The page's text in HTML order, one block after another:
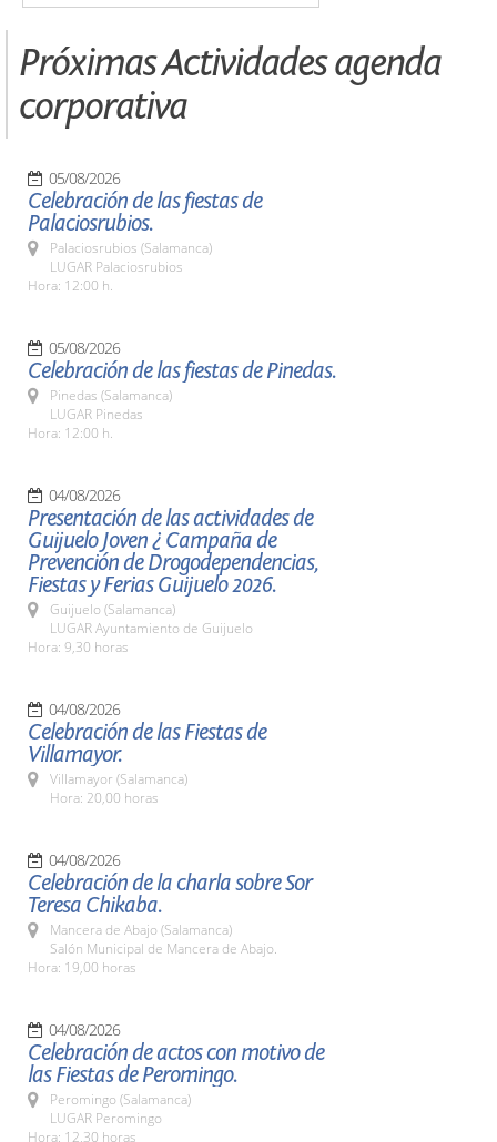
Próximas Actividades agenda
corporativa
05/08/2026
Celebración de las fiestas de
Palaciosrubios.
Palaciosrubios (Salamanca)
LUGAR Palaciosrubios
Hora: 12:00 h.
05/08/2026
Celebración de las fiestas de Pinedas.
Pinedas (Salamanca)
LUGAR Pinedas
Hora: 12:00 h.
04/08/2026
Presentación de las actividades de
Guijuelo Joven ¿ Campaña de
Prevención de Drogodependencias,
Fiestas y Ferias Guijuelo 2026.
Guijuelo (Salamanca)
LUGAR Ayuntamiento de Guijuelo
Hora: 9,30 horas
04/08/2026
Celebración de las Fiestas de
Villamayor.
Villamayor (Salamanca)
Hora: 20,00 horas
04/08/2026
Celebración de la charla sobre Sor
Teresa Chikaba.
Mancera de Abajo (Salamanca)
Salón Municipal de Mancera de Abajo.
Hora: 19,00 horas
04/08/2026
Celebración de actos con motivo de
las Fiestas de Peromingo.
Peromingo (Salamanca)
LUGAR Peromingo
Hora: 12,30 horas